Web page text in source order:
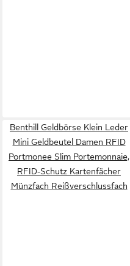
Benthill Geldbörse Klein Leder
Mini Geldbeutel Damen RFID
Portmonee Slim Portemonnaie,
RFID-Schutz Kartenfächer
Münzfach Reißverschlussfach